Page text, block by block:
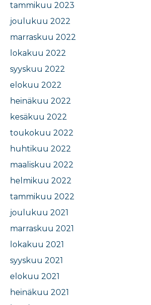
tammikuu 2023
joulukuu 2022
marraskuu 2022
lokakuu 2022
syyskuu 2022
elokuu 2022
heinäkuu 2022
kesäkuu 2022
toukokuu 2022
huhtikuu 2022
maaliskuu 2022
helmikuu 2022
tammikuu 2022
joulukuu 2021
marraskuu 2021
lokakuu 2021
syyskuu 2021
elokuu 2021
heinäkuu 2021